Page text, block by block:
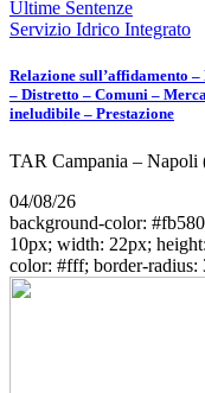
Ultime Sentenze
Servizio Idrico Integrato
Relazione sull’affidamento
– Distretto – Comuni –
ineludibile – Prestazione
TAR Campania – Napoli
04/08/26
background-color:
10px; width: 22px;
color: #fff; border-radius: